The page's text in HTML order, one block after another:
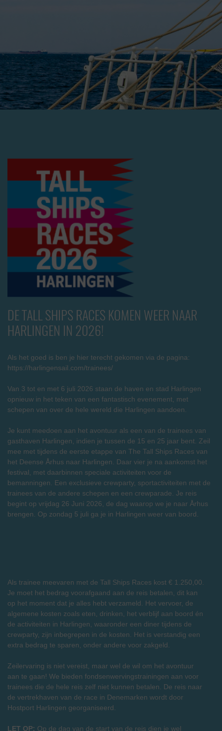
DE TALL SHIPS RACES KOMEN WEER NAAR
HARLINGEN IN 2026!
Als het goed is ben je hier terecht gekomen via de pagina:
https://harlingensail.com/trainees/
Van 3 tot en met 6 juli 2026 staan de haven en stad Harlingen
opnieuw in het teken van een fantastisch evenement, met
schepen van over de hele wereld die Harlingen aandoen.
Je kunt meedoen aan het avontuur als een van de trainees van
gasthaven Harlingen, indien je tussen de 15 en 25 jaar bent. Zeil
mee met tijdens de eerste etappe van The Tall Ships Races van
het Deense Århus naar Harlingen. Daar vier je na aankomst het
festival, met daarbinnen speciale activiteiten voor de
bemanningen. Een exclusieve crewparty, sportactiviteiten met de
trainees van de andere schepen en een crewparade. Je reis
begint op vrijdag 26 Juni 2026, de dag waarop we je naar Århus
brengen. Op zondag 5 juli ga je in Harlingen weer van boord.
Als trainee meevaren met de Tall Ships Races kost € 1.250,00.
Je moet het bedrag voorafgaand aan de reis betalen, dit kan
op het moment dat je alles hebt verzameld. Het vervoer, de
algemene kosten zoals eten, drinken, het verblijf aan boord én
de activiteiten in Harlingen, waaronder een diner tijdens de
crewparty, zijn inbegrepen in de kosten. Het is verstandig een
extra bedrag te sparen, onder andere voor zakgeld.
Zeilervaring is niet vereist, maar wel de wil om het avontuur
aan te gaan! We bieden fondsenwervingstrainingen aan voor
trainees die de hele reis zelf niet kunnen betalen. De reis naar
de vertrekhaven van de race in Denemarken wordt door
Hostport Harlingen georganiseerd.
LET OP: Op de dag van de start van de reis dien je wel